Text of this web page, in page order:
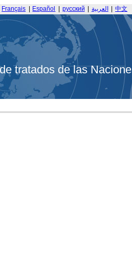
Français Español русский العربية 中文
tratados de las